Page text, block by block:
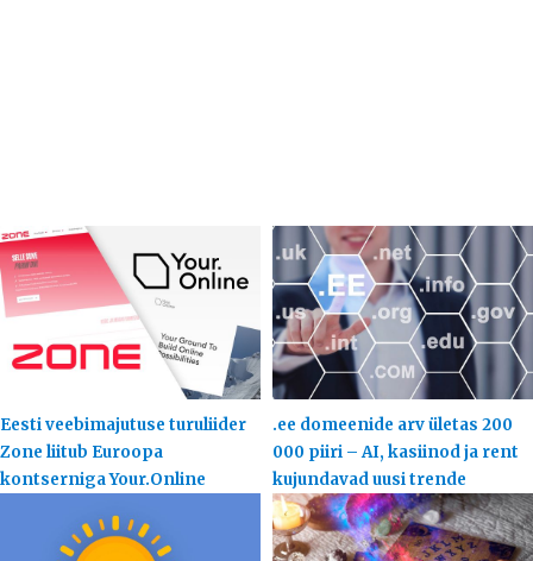
Eesti veebimajutuse turuliider
Zone liitub Euroopa
kontserniga Your.Online
.ee domeenide arv ületas 200
000 piiri – AI, kasiinod ja rent
kujundavad uusi trende